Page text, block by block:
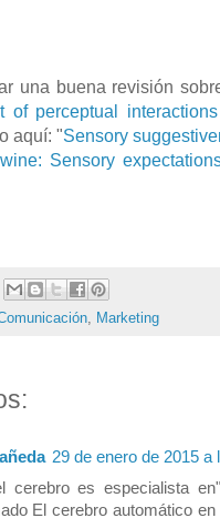
una buena revisión
of perceptual
aquí: "Sensory
Sensory
, Marketing
29 de enero de 2015 a
cerebro es especialista
El cerebro automático